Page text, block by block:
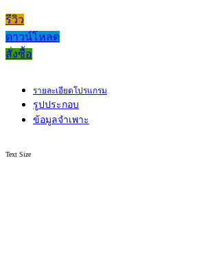
รีวิว
ดาวน์โหลด
สั่งซื้อ
รายละเอียดโปรแกรม
รูปประกอบ
ข้อมูลจำเพาะ
Text Size